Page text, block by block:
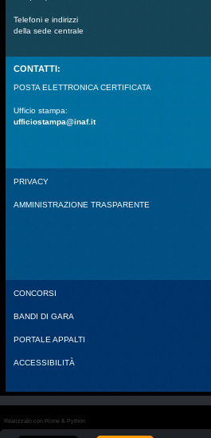
Telefoni e indirizzi
della sede centrale
CONTATTI:
POSTA ELETTRONICA CERTIFICATA
Ufficio stampa:
ufficiostampa@inaf.it
PRIVACY
AMMINISTRAZIONE TRASPARENTE
CONCORSI
BANDI DI GARA
PORTALE APPALTI
ACCESSIBILITÀ
Realizzato con Plone & Python